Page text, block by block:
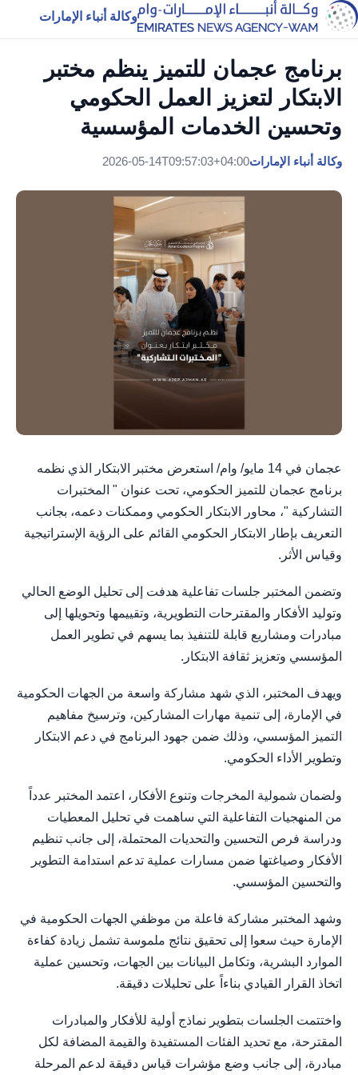
وكالة أنباء الإمارات
برنامج عجمان للتميز ينظم مختبر
الابتكار لتعزيز العمل الحكومي
وتحسين الخدمات المؤسسية
وكالة أنباء الإمارات2026-05-14T09:57:03+04:00
عجمان في 14 مايو/ وام/ استعرض مختبر الابتكار الذي نظمه
برنامج عجمان للتميز الحكومي، تحت عنوان " المختبرات
التشاركية "، محاور الابتكار الحكومي وممكنات دعمه، بجانب
التعريف بإطار الابتكار الحكومي القائم على الرؤية الإستراتيجية
وقياس الأثر.
وتضمن المختبر جلسات تفاعلية هدفت إلى تحليل الوضع الحالي
وتوليد الأفكار والمقترحات التطويرية، وتقييمها وتحويلها إلى
مبادرات ومشاريع قابلة للتنفيذ بما يسهم في تطوير العمل
المؤسسي وتعزيز ثقافة الابتكار.
ويهدف المختبر، الذي شهد مشاركة واسعة من الجهات الحكومية
في الإمارة، إلى تنمية مهارات المشاركين، وترسيخ مفاهيم
التميز المؤسسي، وذلك ضمن جهود البرنامج في دعم الابتكار
وتطوير الأداء الحكومي.
ولضمان شمولية المخرجات وتنوع الأفكار، اعتمد المختبر عدداً
من المنهجيات التفاعلية التي ساهمت في تحليل المعطيات
ودراسة فرص التحسين والتحديات المحتملة، إلى جانب تنظيم
الأفكار وصياغتها ضمن مسارات عملية تدعم استدامة التطوير
والتحسين المؤسسي.
​وشهد المختبر مشاركة فاعلة من موظفي الجهات الحكومية في
الإمارة حيث سعوا إلى تحقيق نتائج ملموسة تشمل زيادة كفاءة
الموارد البشرية، وتكامل البيانات بين الجهات، وتحسين عملية
اتخاذ القرار القيادي بناءاً على تحليلات دقيقة.
واختتمت الجلسات بتطوير نماذج أولية للأفكار والمبادرات
المقترحة، مع تحديد الفئات المستفيدة والقيمة المضافة لكل
مبادرة، إلى جانب وضع مؤشرات قياس دقيقة لدعم المرحلة